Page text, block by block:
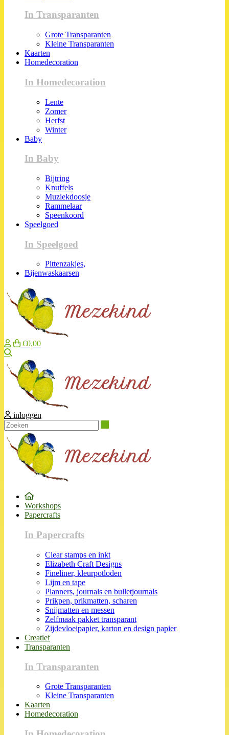
In Transparanten
Grote Transparanten
Kleine Transparanten
Kaarten
Homedecoration
In Homedecoration
Lente
Zomer
Herfst
Winter
Baby
In Baby
Bijtring
Knuffels
Muziekdoosje
Rammelaar
Speenkoord
Speelgoed
In Speelgoed
Pittenzakjes,
Bijenwaskaarsen
€0,00
inloggen
Workshops
Papercrafts
In Papercrafts
Clear stamps en inkt
Elizabeth Craft Designs
Fineliner, kleurpotloden
Lijm en tape
Planners, journals en bulletjournals
Prikpen, prikmatten, scharen
Snijmatten en messen
Zelfmaak pakket transparant
Zijdevloeipapier, karton en design papier
Creatief
Transparanten
In Transparanten
Grote Transparanten
Kleine Transparanten
Kaarten
Homedecoration